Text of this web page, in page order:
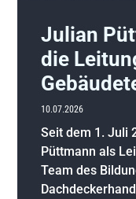
Julian
die
10.07.2026
Seit dem 1. Juli
Püttmann als
Team des